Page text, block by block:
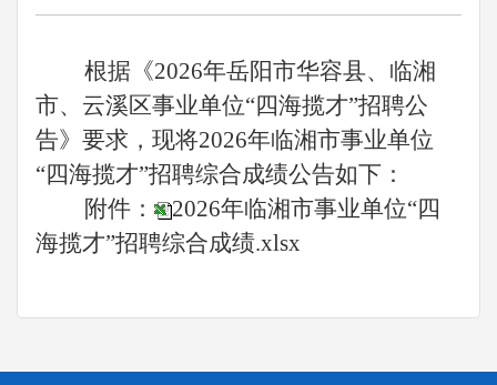
根据《2026年岳阳市华容县、临湘
市、云溪区事业单位“四海揽才”招聘公
告》要求， 现将2026年临湘市事业单位
“四海揽才”招聘综合成绩公告如下：
附件：
2026年临湘市事业单位“四
海揽才”招聘综合成绩.xlsx